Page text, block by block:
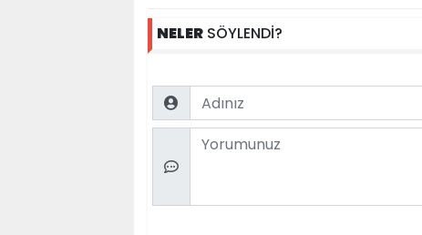
NELER SÖYLENDİ?
Name
Comment